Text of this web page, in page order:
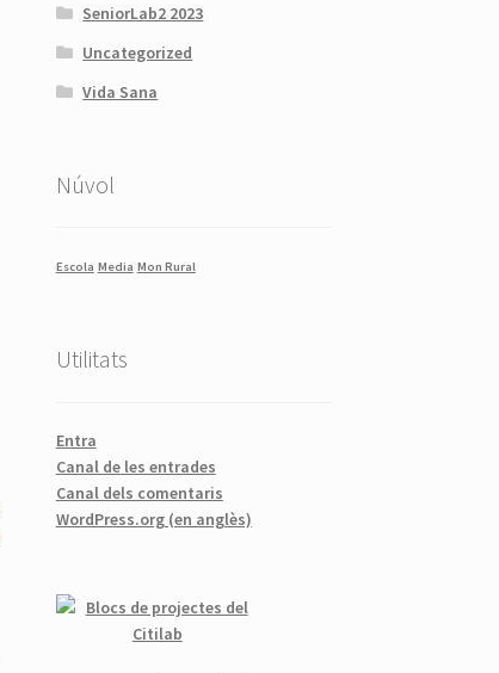
SeniorLab2 2023
Uncategorized
Vida Sana
Núvol
Escola Media Mon Rural
Utilitats
Entra
Canal de les entrades
Canal dels comentaris
WordPress.org (en anglès)